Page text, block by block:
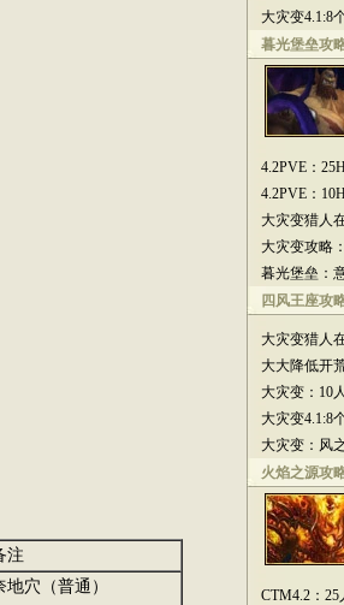
注
地穴（普通）
大灾变4.1:8
暮光堡垒攻
4.2PVE：
4.2PVE：
大灾变猎人
大灾变攻略
暮光堡垒：
四风王座攻
大灾变猎人
大大降低开
大灾变：10
大灾变4.1:8
大灾变：风
火焰之源攻
CTM4.2：